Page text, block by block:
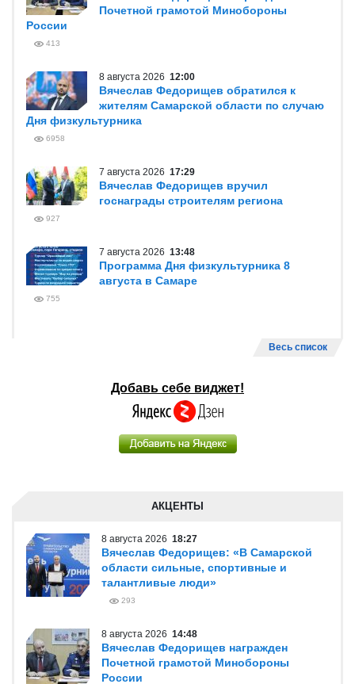
Почетной грамотой Минобороны
России
413
8 августа 2026 12:00
Вячеслав Федорищев обратился к
жителям Самарской области по случаю
Дня физкультурника
6958
7 августа 2026 17:29
Вячеслав Федорищев вручил
госнаграды строителям региона
927
7 августа 2026 13:48
Программа Дня физкультурника 8
августа в Самаре
755
Весь список
Добавь себе виджет!
АКЦЕНТЫ
8 августа 2026 18:27
Вячеслав Федорищев: «В Самарской
области сильные, спортивные и
талантливые люди»
293
8 августа 2026 14:48
Вячеслав Федорищев награжден
Почетной грамотой Минобороны
России